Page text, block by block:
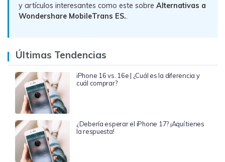
y artículos interesantes como este sobreAlternativas a
Wondershare MobileTrans ES..
Últimas Tendencias
iPhone 16 vs. 16e | ¿Cuál es la diferencia y
cuál comprar?
¿Debería esperar el iPhone 17? ¡Aquí tienes
la respuesta!